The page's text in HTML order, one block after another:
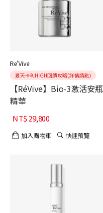
Re'Vive
夏天卡利HIGH回饋攻略(詳情請點)
【RéVive】Bio-3激活安瓶
精華
NT$29,800
加入購物車 快速預覽